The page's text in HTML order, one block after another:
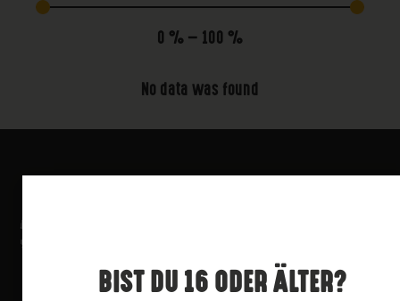
0 % — 100 %
No data was found
BIST DU 16 ODER ÄLTER?